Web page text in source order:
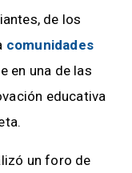
de los
comunidades
en una de las
educativa
un foro de